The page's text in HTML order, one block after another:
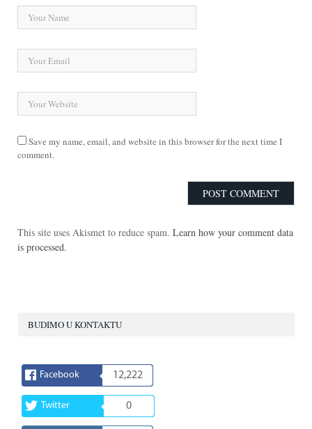
Save my name, email, and website in this browser for the next time I
comment.
This site uses Akismet to reduce spam. Learn how your comment data
is processed.
BUDIMO U KONTAKTU
Facebook 12,222
Twitter 0